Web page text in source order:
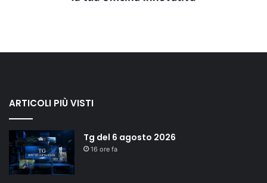
ARTICOLI PIÙ VISTI
Tg del 6 agosto 2026
16 ore fa